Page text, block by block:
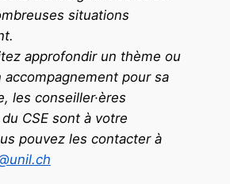
situations
approfondir un thème ou
accompagnement pour sa
les conseiller·ères
CSE sont à votre
pouvez les contacter à